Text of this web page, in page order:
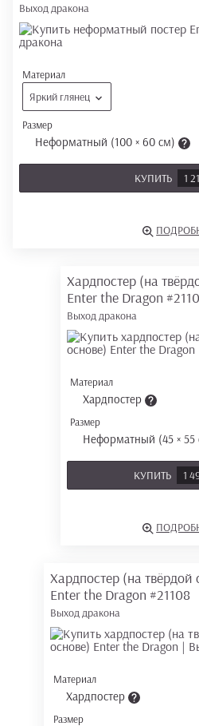
Выход дракона
Материал
Яркий глянец
Размер
Неформатный (100 × 60 см)
КУПИТЬ 1
Хардпостер (на
Enter the Dragon
Выход дракона
Материал
Хардпостер
Размер
Неформатный (45 × 55
КУПИТЬ 1
Хардпостер (на твёрдой
Enter the Dragon #21108
Выход дракона
Материал
Хардпостер
Размер